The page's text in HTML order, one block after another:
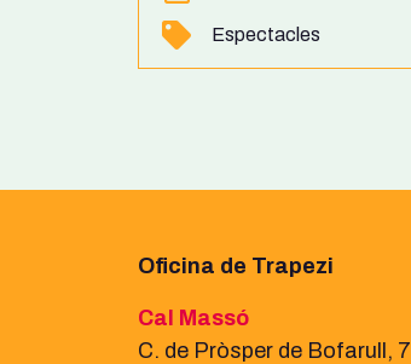
Espectacles
Oficina de Trapezi
Cal Massó
C. de Pròsper de Bofarull, 7